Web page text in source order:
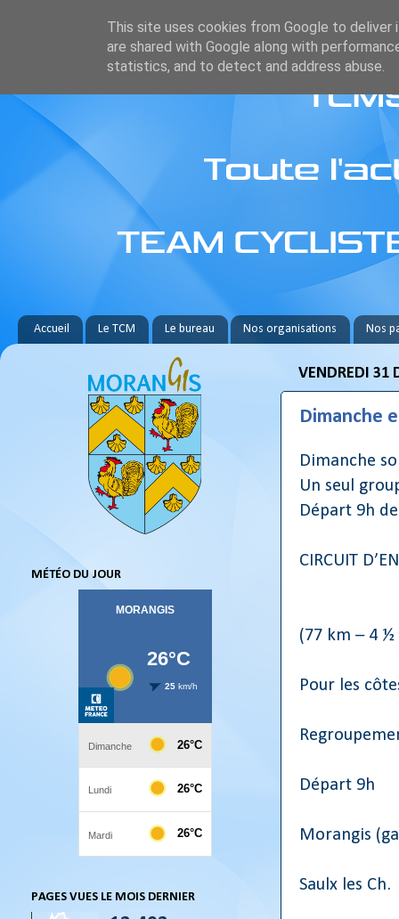
Accueil Le TCM Le bureau Nos organisations Nos
VENDREDI 31
Dimanche
Dimanche
Un seul
Départ 9h
CIRCUIT
(77 km – 4
Pour les
Départ 9h
Morangis
Saulx les Ch.
MÉTÉO DU JOUR
PAGES VUES LE MOIS DERNIER
This site uses cookies from Google to deliver
are shared with Google along with
statistics, and to detect and address abuse.